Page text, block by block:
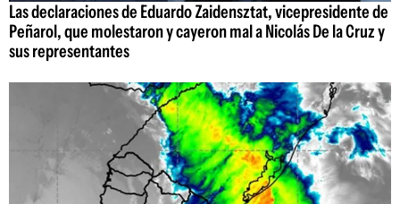
Las declaraciones de Eduardo Zaidensztat, vicepresidente de
Peñarol, que molestaron y cayeron mal a Nicolás De la Cruz y
sus representantes